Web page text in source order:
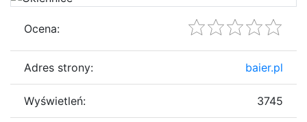
Ocena:
Adres strony: baier.pl
Wyświetleń: 3745